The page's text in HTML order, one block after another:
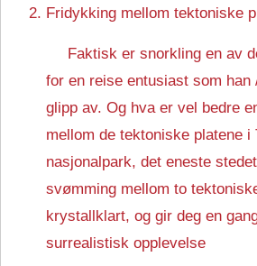
Fridykking mellom tektoniske
Faktisk er snorkling en av
for en reise entusiast som han
glipp av. Og hva er vel bedre
mellom de tektoniske platene i
nasjonalpark, det eneste
svømming mellom to
krystallklart, og gir deg en
surrealistisk opplevelse